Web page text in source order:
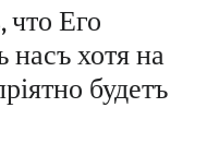
Его
насъ хотя на
будетъ